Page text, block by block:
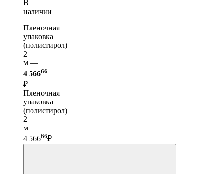
В
наличии
Пленочная
упаковка
(полистирол)
2
м —
4 56666
₽
Пленочная
упаковка
(полистирол)
2
м
4 56666₽